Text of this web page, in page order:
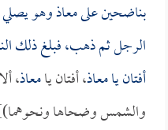
بناضحين علىمعاذوهو يصلي
الرجل ثم ذهب، فبلغ ذلك
أفتان يامعاذ، أفتان يامعاذ،
والشمس وضحاها